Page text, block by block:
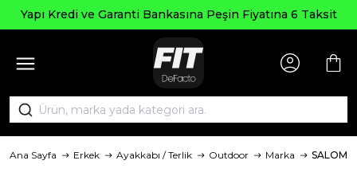
Yapı Kredi ve Garanti Bankasına Peşin Fiyatına 6 Taksit
Ana Sayfa Erkek Ayakkabı / Terlik Outdoor Marka